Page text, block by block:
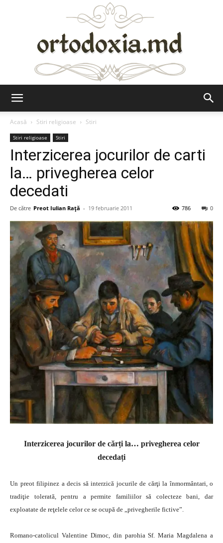
Acasă
Stiri religioase Stiri
Stiri religioase Stiri
Interzicerea jocurilor de carti
la… privegherea celor
decedati
De către Preot Iulian Raţă - 19 februarie 2011 0
786
Interzicerea jocurilor de cărți la… privegherea celor
decedați
Un preot filipinez a decis să interzică jocurile de cărţi la înmormântari, o
tradiţie tolerată, pentru a permite familiilor să colecteze bani, dar
exploatate de reţelele celor ce se ocupă de „privegherile fictive”.
Romano-catolicul Valentine Dimoc, din parohia Sf. Maria Magdalena a